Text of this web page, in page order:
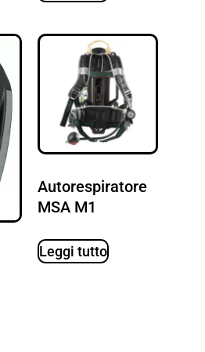
Autorespiratore
MSA M1
Leggi tutto